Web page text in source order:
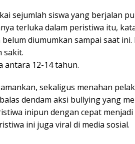
sejumlah siswa yang berjalan
terluka dalam peristiwa itu,
diumumkan sampai saat
sakit.
antara 12-14 tahun.
sekaligus menahan
dendam aksi bullying yang
inipun dengan cepat
ini juga viral di media sosial.